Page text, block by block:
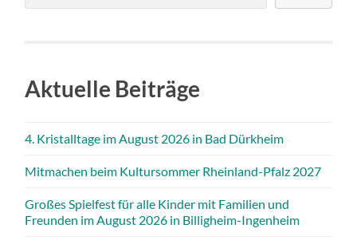
Aktuelle Beiträge
4. Kristalltage im August 2026 in Bad Dürkheim
Mitmachen beim Kultursommer Rheinland-Pfalz 2027
Großes Spielfest für alle Kinder mit Familien und
Freunden im August 2026 in Billigheim-Ingenheim